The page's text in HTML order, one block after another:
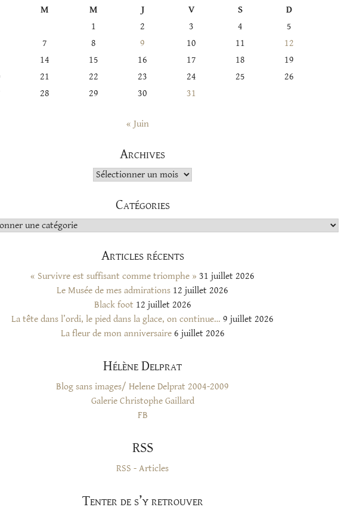
M M J V S
D
1
2 3 4
5
7 8 9 10 11
12
14 15 16 17 18
19
21 22 23 24 25
26
28 29 30 31
« Juin
Archives
Archives
Catégories
Articles récents
« Survivre est suffisant comme triomphe » 31 juillet 2026
Le Musée de mes admirations 12 juillet 2026
Black foot 12 juillet 2026
La tête dans l’ordi, le pied dans la glace, on continue… 9 juillet 2026
La fleur de mon anniversaire 6 juillet 2026
Hélène Delprat
Blog sans images/ Helene Delprat 2004-2009
Galerie Christophe Gaillard
FB
RSS
RSS - Articles
Tenter de s’y retrouver